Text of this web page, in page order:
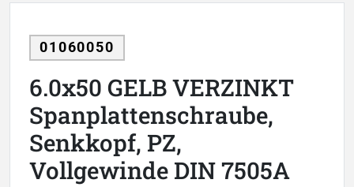
01060050
6.0x50 GELB VERZINKT
Spanplattenschraube,
Senkkopf, PZ,
Vollgewinde DIN 7505A